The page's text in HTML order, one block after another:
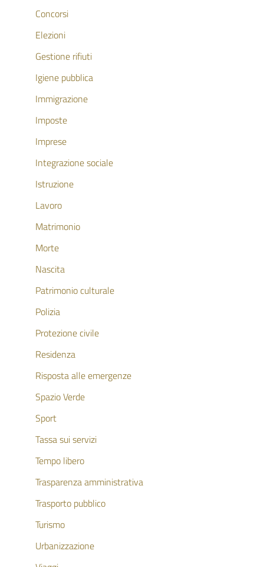
Concorsi
Elezioni
Gestione rifiuti
Igiene pubblica
Immigrazione
Imposte
Imprese
Integrazione sociale
Istruzione
Lavoro
Matrimonio
Morte
Nascita
Patrimonio culturale
Polizia
Protezione civile
Residenza
Risposta alle emergenze
Spazio Verde
Sport
Tassa sui servizi
Tempo libero
Trasparenza amministrativa
Trasporto pubblico
Turismo
Urbanizzazione